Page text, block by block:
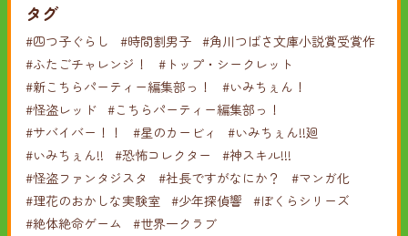
タグ
#四つ子ぐらし #時間割男子 #角川つばさ文庫小説賞受賞作
#ふたごチャレンジ！
#トップ・シークレット
#新こちらパーティー編集部っ！
#いみちぇん！
#怪盗レッド #こちらパーティー編集部っ！
#サバイバー！！
#星のカービィ
#いみちぇん!!廻
#いみちぇん!!
#恐怖コレクター
#神スキル!!!
#怪盗ファンタジスタ
#社長ですがなにか？
#マンガ化
#理花のおかしな実験室 #少年探偵響
#ぼくらシリーズ
#絶体絶命ゲーム
#世界一クラブ